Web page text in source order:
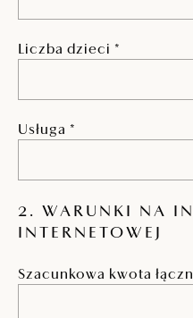
Liczba dzieci *
Usługa *
2. WARUNKI NA
INTERNETOWEJ
Szacunkowa kwota